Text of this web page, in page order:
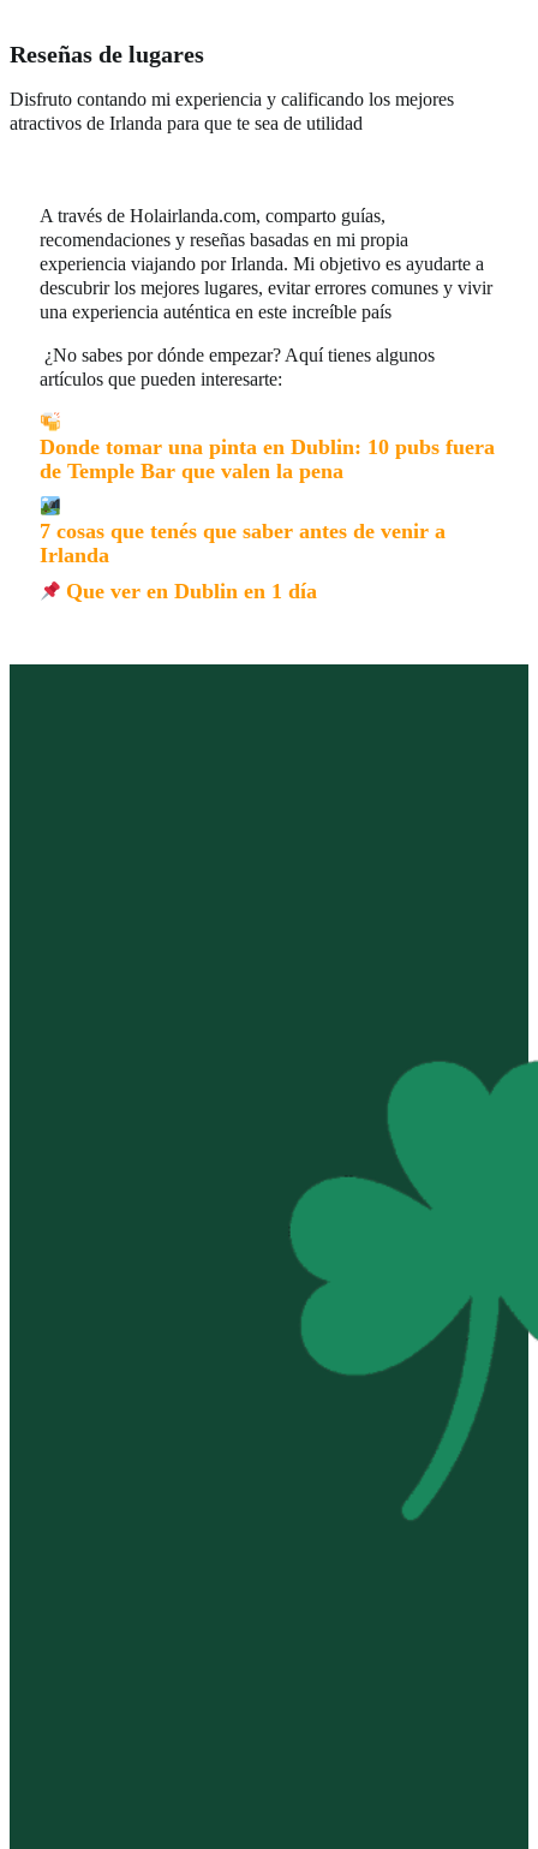
Reseñas de lugares
Disfruto contando mi experiencia y calificando los mejores
atractivos de Irlanda para que te sea de utilidad
A través de Holairlanda.com, comparto guías,
recomendaciones y reseñas basadas en mi propia
experiencia viajando por Irlanda. Mi objetivo es ayudarte a
descubrir los mejores lugares, evitar errores comunes y vivir
una experiencia auténtica en este increíble país
¿No sabes por dónde empezar? Aquí tienes algunos
artículos que pueden interesarte:
Donde tomar una pinta en Dublin: 10 pubs fuera
de Temple Bar que valen la pena
7 cosas que tenés que saber antes de venir a
Irlanda
Que ver en Dublin en 1 día